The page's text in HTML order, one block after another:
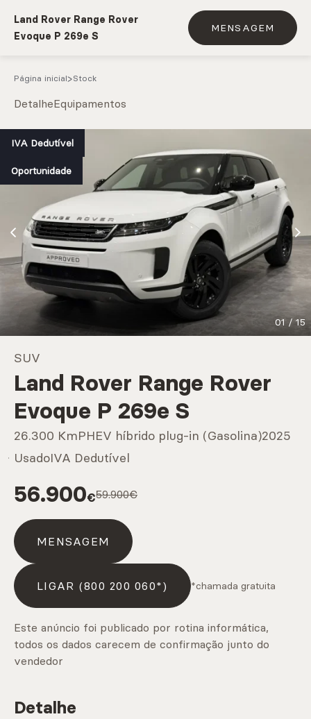
Land Rover Range Rover
Evoque P 269e S
MENSAGEM
Página inicial Stock
DetalheEquipamentos
01 / 15
IVA Dedutível
Oportunidade
SUV
Land Rover Range Rover
Evoque P 269e S
26.300 KmPHEV híbrido plug-in (Gasolina)2025
UsadoIVA Dedutível
56.900€59.900€
MENSAGEM
LIGAR (800 200 060*) *chamada gratuita
Este anúncio foi publicado por rotina informática,
todos os dados carecem de confirmação junto do
vendedor
Detalhe
e.g. Mercedes-Benz; BMW; Ford
Stock
CARREGAR MAIS
Marcas
CARREGAR MAIS
Serviços
CARREGAR MAIS